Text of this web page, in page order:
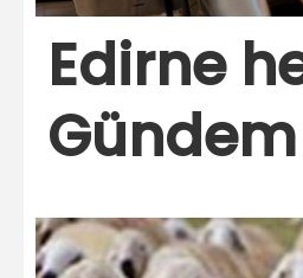
Edirne
Gündem